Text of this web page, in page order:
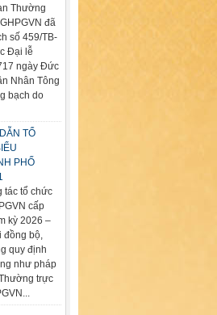
Thường
đã
số 459/TB-
Đại lễ
ngày Đức
Nhân Tông
bạch do
TỔ
PHỐ
tác tổ chức
cấp
kỳ 2026 –
đồng bộ,
quy định
như pháp
trực